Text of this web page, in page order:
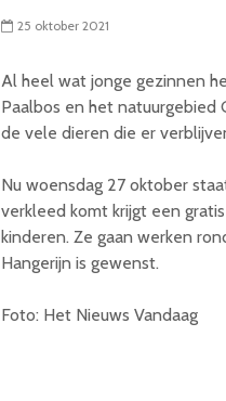
25 oktober 2021
Al heel wat jonge gezinnen
Paalbos en het natuurgebied
de vele dieren die er
Nu woensdag 27 oktober
verkleed komt krijgt een
kinderen. Ze gaan werken
Hangerijn is gewenst.
Foto: Het Nieuws Vandaag